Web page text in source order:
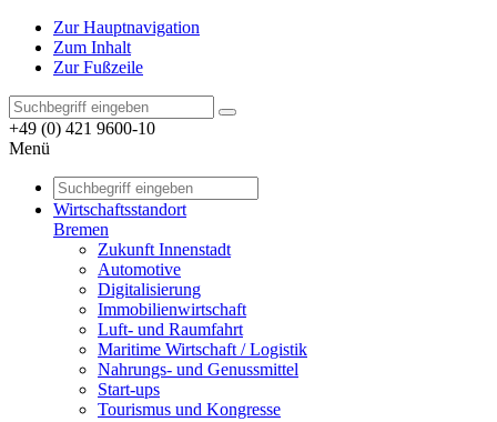
Zur Hauptnavigation
Zum Inhalt
Zur Fußzeile
+49 (0) 421 9600-10
Menü
Wirtschaftsstandort
Bremen
Zukunft Innenstadt
Automotive
Digitalisierung
Immobilienwirtschaft
Luft- und Raumfahrt
Maritime Wirtschaft / Logistik
Nahrungs- und Genussmittel
Start-ups
Tourismus und Kongresse